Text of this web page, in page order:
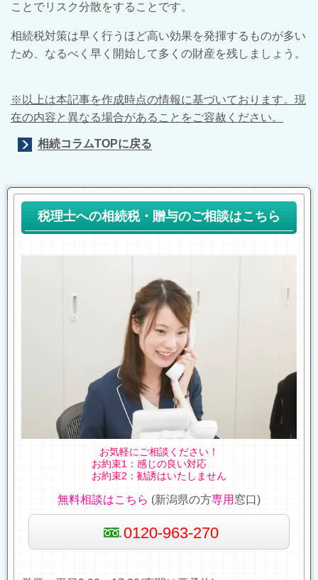
ことでリスク分散をすることです。
相続税対策は早く行うほど高い効果を発揮するものが多い
ため、なるべく早く開始して多くの財産を残しましょう。
※以上は本記事を作成時点の情報に基づいております。現
在の内容と異なる場合があることをご容赦ください。
相続コラムTOPに戻る
税理士への相続税・贈与のご相談はこちら
お気軽にご相談ください！
お約束1：感じの良い対応
お約束2：勧誘はいたしません
無料相談はこちら (新潟県の方専用 窓口)
0120-963-270